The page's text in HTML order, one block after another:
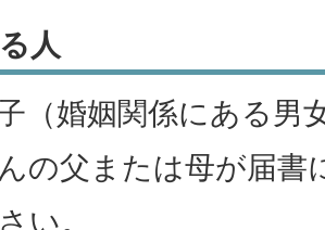
人
（婚姻関係にある男
の父または母が届書
い。